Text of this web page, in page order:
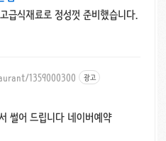
급식재료로 정성껏 준비했습니다.
1359000300 광고
썰어 드립니다 네이버예약